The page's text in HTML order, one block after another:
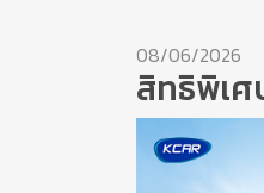
08/06/2026
สิทธิพิเ